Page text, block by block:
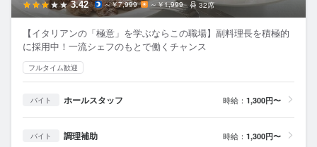
3.42 ～￥7,999 ～￥1,999 32席
【イタリアンの「極意」を学ぶならこの職場】副料理長を積極的
に採用中！一流シェフのもとで働くチャンス
フルタイム歓迎
バイト ホールスタッフ 時給： 1,300円〜
バイト 調理補助 時給： 1,300円〜